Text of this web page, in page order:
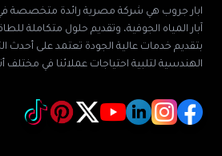
ابار جروب هي شركة مصرية رائدة متخصصة
آبار المياه الجوفية، وتقديم حلول متكاملة
بتقديم خدمات عالية الجودة تعتمد على أحدث
الهندسية لتلبية احتياجات عملائنا في مختلف